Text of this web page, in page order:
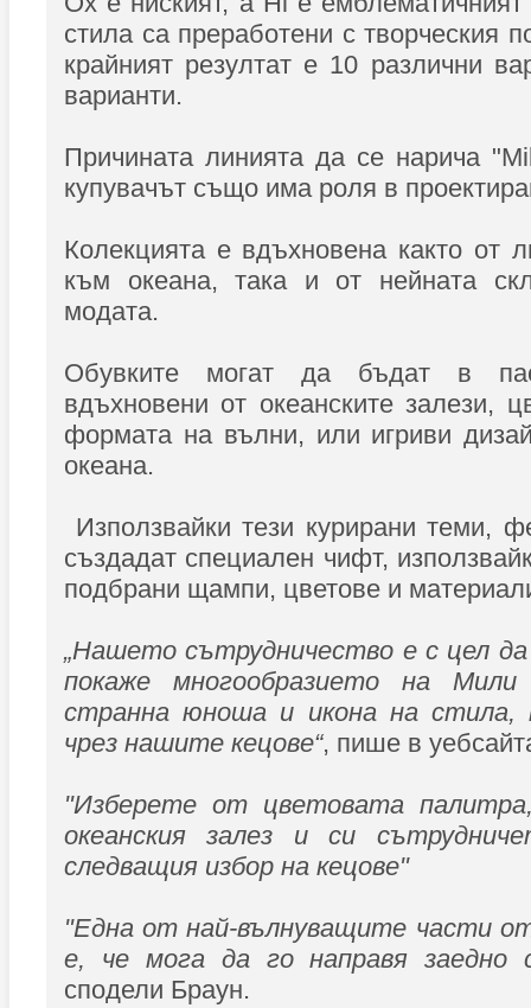
стила са преработени с творческия
крайният резултат е 10 различни
варианти.
Причината линията да се нарича
купувачът също има роля в
Колекцията е вдъхновена както от
към океана, така и от нейната
модата.
Обувките могат да бъдат в
вдъхновени от океанските залези,
формата на вълни, или игриви
океана.
Използвайки тези курирани теми,
създадат специален чифт,
подбрани щампи, цветове и
„Нашето сътрудничество е с цел да
покаже многообразието на
странна юноша и икона на стила,
чрез нашите кецове“, пише в
"Изберете от цветовата
океанския залез и си
следващия избор на кецове"
"Една от най-вълнуващите части
е, че мога да го направя заедно
сподели Браун.